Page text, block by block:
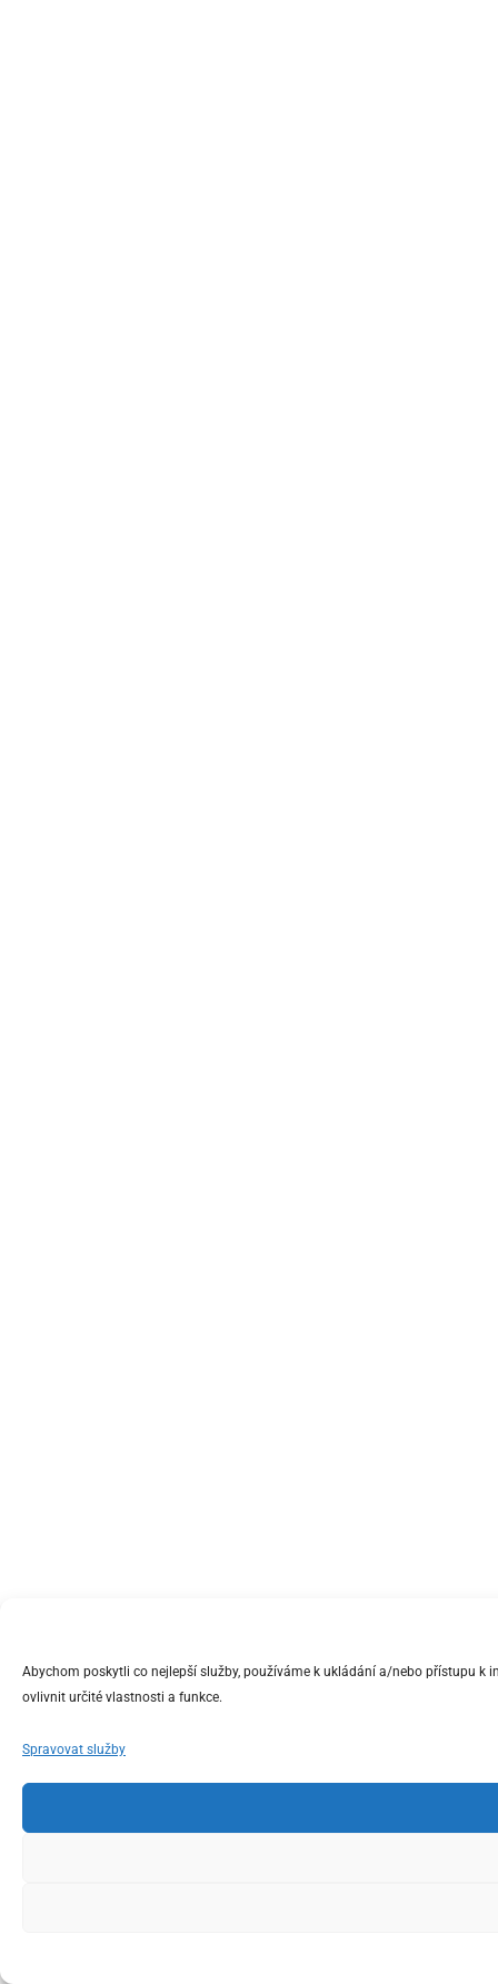
Abychom poskytli co nejlepší služby, používáme k ukládání a/nebo přístupu
ovlivnit určité vlastnosti a funkce.
Spravovat služby